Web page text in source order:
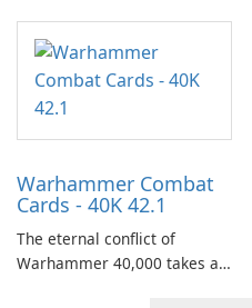
Warhammer Combat
Cards - 40K 42.1
The eternal conflict of
Warhammer 40,000 takes a